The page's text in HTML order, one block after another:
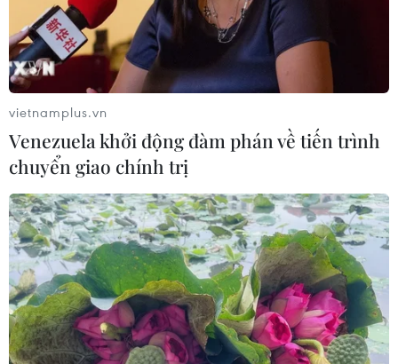
vietnamplus.vn
Venezuela khởi động đàm phán về tiến trình
chuyển giao chính trị